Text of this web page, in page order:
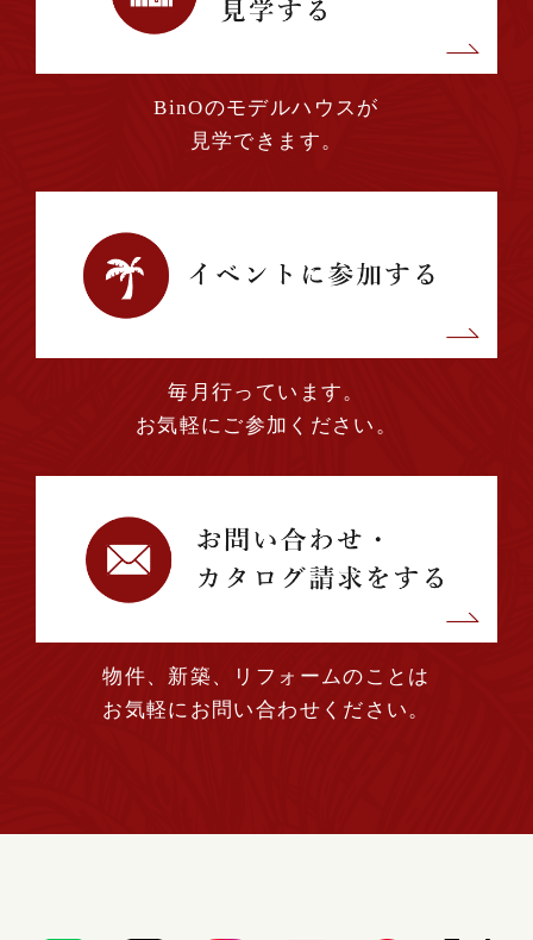
BinOのモデルハウスが
見学できます。
毎月行っています。
お気軽にご参加ください。
物件、新築、リフォームのことは
お気軽にお問い合わせください。